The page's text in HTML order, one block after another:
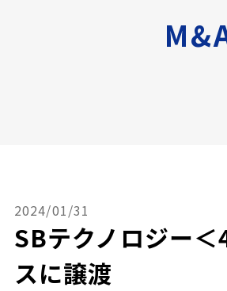
2024/01/31
SBテクノロジー
スに譲渡